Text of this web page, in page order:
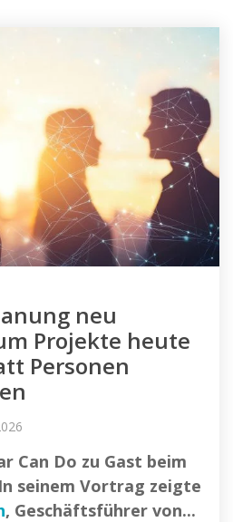
neu
Projekte heute
Personen
Can Do zu Gast beim
seinem Vortrag zeigte
, Geschäftsführer von...